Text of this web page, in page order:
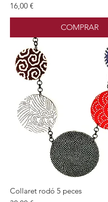
Preu
16,00 €
COMPRAR
Collaret rodó 5 peces